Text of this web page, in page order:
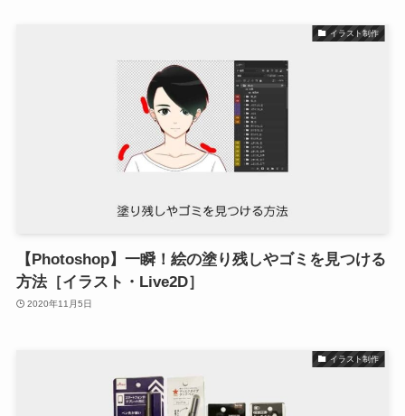
イラスト制作
【Photoshop】一瞬！絵の塗り残しやゴミを見つける
方法［イラスト・Live2D］
2020年11月5日
イラスト制作